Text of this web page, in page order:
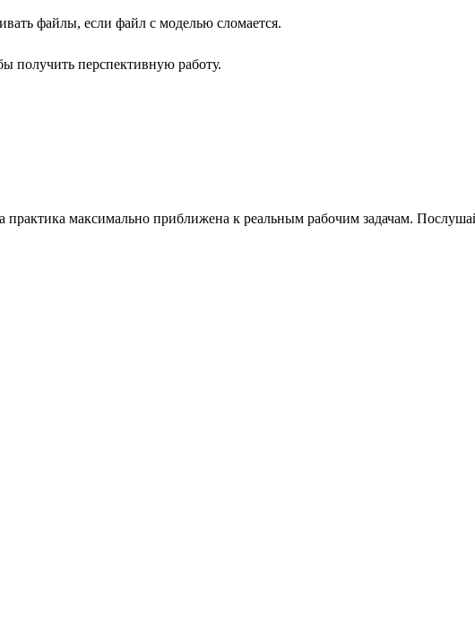
файлы, если файл с моделью сломается.
получить перспективную работу.
максимально приближена к реальным рабочим задачам.